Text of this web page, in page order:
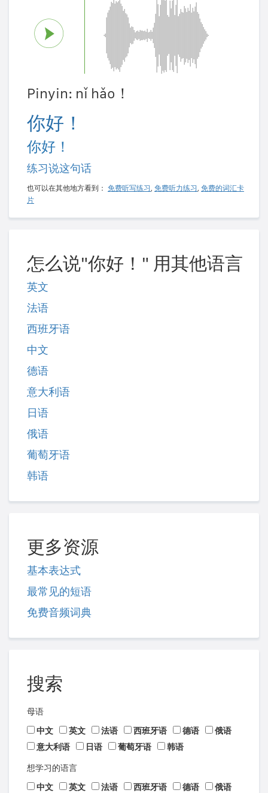
Pinyin: nǐ hǎo！
你好！
你好！
练习说这句话
也可以在其他地方看到： 免费听写练习 , 免费听力练习 , 免费的词汇卡
片
怎么说"你好！" 用其他语言
英文
法语
西班牙语
中文
德语
意大利语
日语
俄语
葡萄牙语
韩语
更多资源
基本表达式
最常见的短语
免费音频词典
搜索
母语
中文
英文 法语 西班牙语 德语
俄语
意大利语
日语 葡萄牙语 韩语
想学习的语言
中文
英文 法语 西班牙语 德语
俄语